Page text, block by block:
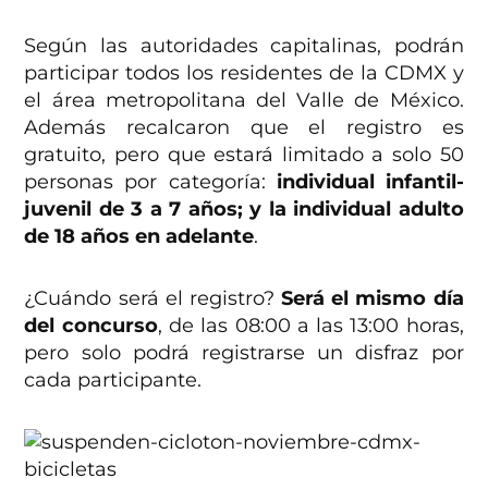
Según las autoridades capitalinas, podrán
participar todos los residentes de la CDMX y
el área metropolitana del Valle de México.
Además recalcaron que el registro es
gratuito, pero que estará limitado a solo 50
personas por categoría: individual infantil-
juvenil de 3 a 7 años; y la individual adulto
de 18 años en adelante.
¿Cuándo será el registro?Será el mismo día
del concurso, de las 08:00 a las 13:00 horas,
pero solo podrá registrarse un disfraz por
cada participante.